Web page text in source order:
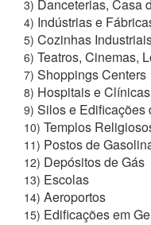
3) Danceterias, Casa
4) Indústrias e
5) Cozinhas
6) Teatros, Cinemas,
7) Shoppings Centers
8) Hospitais e Clínicas
9) Silos e Edificações
10) Templos
11) Postos de
12) Depósitos de Gás
13) Escolas
14) Aeroportos
15) Edificações em